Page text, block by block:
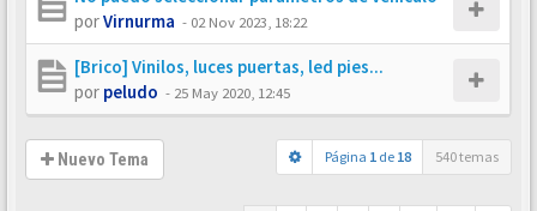
porVirnurma - 02 Nov 2023, 18:22
[Brico] Vinilos, luces puertas, led pies...
por peludo - 25 May 2020, 12:45
Nuevo Tema Página 1 de 18 540 temas